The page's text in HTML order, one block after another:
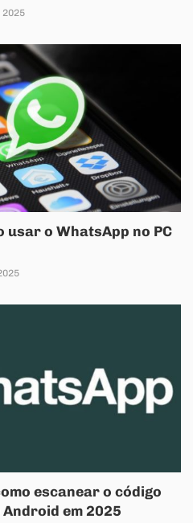
2025
usar o WhatsApp no PC
escanear o código
em 2025